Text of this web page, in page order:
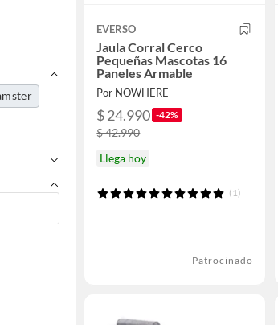
EVERSO
Jaula Corral Cerco
Pequeñas Mascotas 16
Paneles Armable
Por NOWHERE
$ 24.990 -42%
$ 42.990
Llega hoy
(1)
Patrocinado